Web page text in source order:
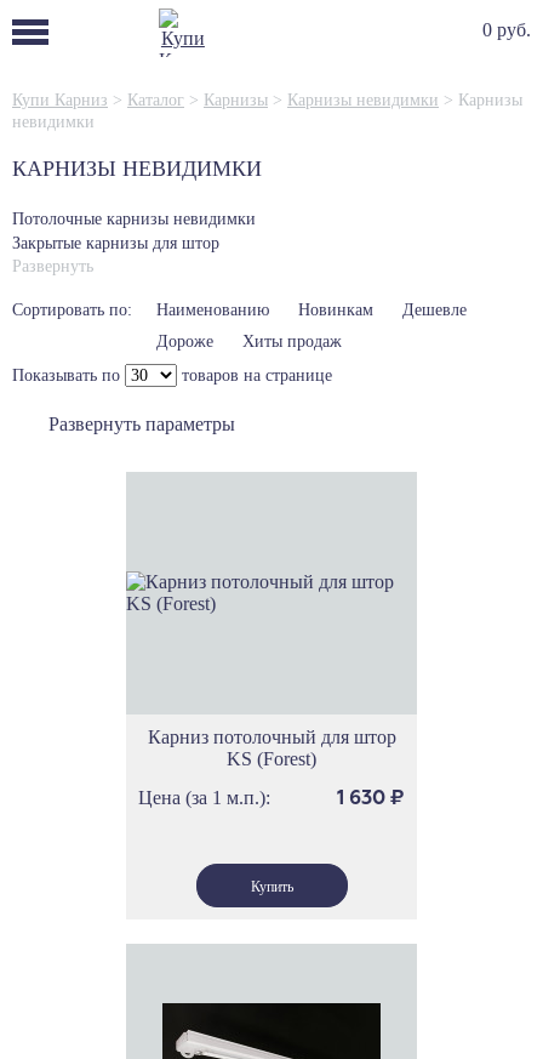
0 руб.
Купи Карниз > Каталог > Карнизы > Карнизы невидимки > Карнизы
невидимки
КАРНИЗЫ НЕВИДИМКИ
Потолочные карнизы невидимки
Закрытые карнизы для штор
Развернуть
Сортировать по: Наименованию Новинкам
Дешевле
Дороже
Хиты продаж
Показывать по
товаров на странице
Развернуть параметры
Карниз потолочный для штор
KS (Forest)
Цена (за 1 м.п.):
1 630 ₽